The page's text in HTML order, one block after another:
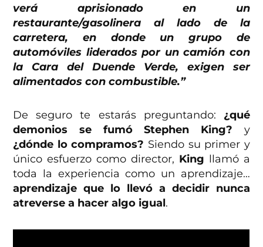
verá aprisionado en un
restaurante/gasolinera al lado de la
carretera, en donde un grupo de
automóviles liderados por un camión con
la Cara del Duende Verde, exigen ser
alimentados con combustible.”
De seguro te estarás preguntando: ¿qué
demonios se fumó Stephen King? y
¿dónde lo compramos? Siendo su primer y
único esfuerzo como director, King llamó a
toda la experiencia como un aprendizaje…
aprendizaje que lo llevó a decidir nunca
atreverse a hacer algo igual.